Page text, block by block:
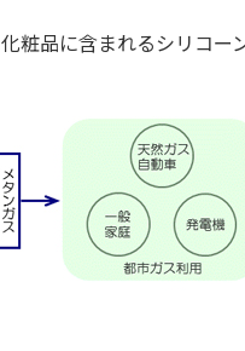
品に含まれるシリコ